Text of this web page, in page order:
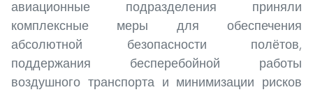
авиационные подразделения приняли
комплексные меры для обеспечения
абсолютной безопасности полётов,
поддержания бесперебойной работы
воздушного транспорта и минимизации рисков